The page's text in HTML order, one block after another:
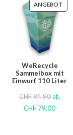
ANGEBOT
WeRecycle
Sammelbox mit
Einwurf 110 Liter
CHF94.90ab
CHF 79.00